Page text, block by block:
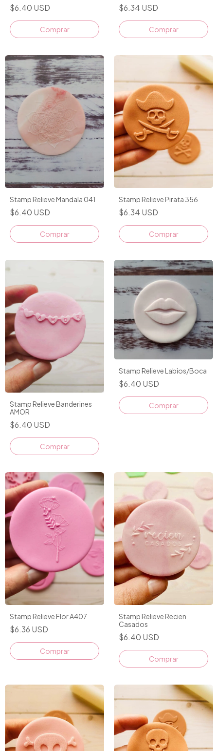
$6.40 USD $6.34 USD
Stamp Relieve Mandala 041
$6.40 USD
Stamp Relieve Pirata 356
$6.34 USD
Stamp Relieve Banderines
AMOR
$6.40 USD
Stamp Relieve Labios/Boca
$6.40 USD
Stamp Relieve Flor A407
$6.36 USD
Stamp Relieve Recien
Casados
$6.40 USD